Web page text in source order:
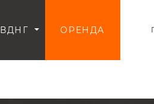
ВДНГ ОРЕНДА